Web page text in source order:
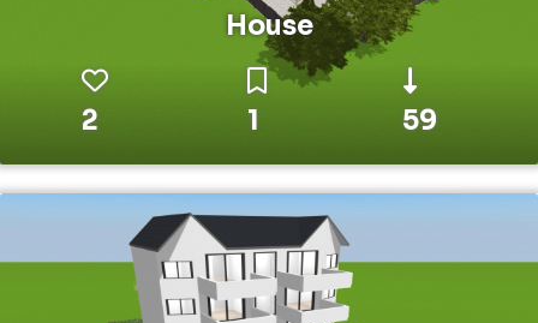
House
2 1 59